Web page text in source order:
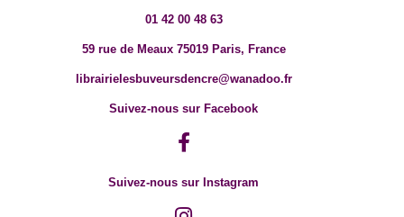
01 42 00 48 63
59 rue de Meaux 75019 Paris, France
librairielesbuveursdencre@wanadoo.fr
Suivez-nous sur Facebook
Suivez-nous sur Instagram